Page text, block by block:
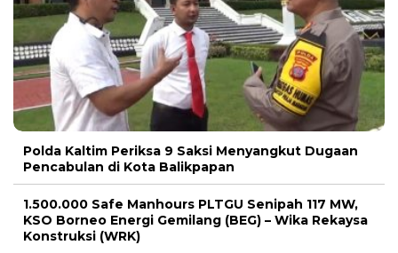
Polda Kaltim Periksa 9 Saksi Menyangkut Dugaan
Pencabulan di Kota Balikpapan
1.500.000 Safe Manhours PLTGU Senipah 117 MW,
KSO Borneo Energi Gemilang (BEG) – Wika Rekaysa
Konstruksi (WRK)